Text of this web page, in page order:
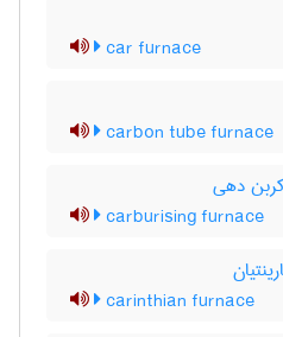
car furnace
carbon tube furnace
دهی
carburising furnace
carinthian furnace